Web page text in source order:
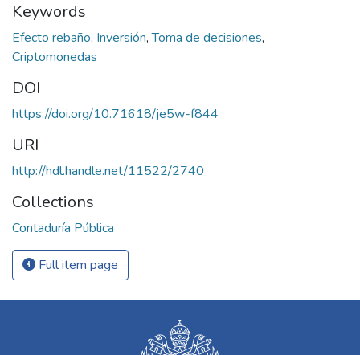
Keywords
Efecto rebaño, Inversión,Toma de decisiones,
Criptomonedas
DOI
https://doi.org/10.71618/je5w-f844
URI
http://hdl.handle.net/11522/2740
Collections
Contaduría Pública
Full item page